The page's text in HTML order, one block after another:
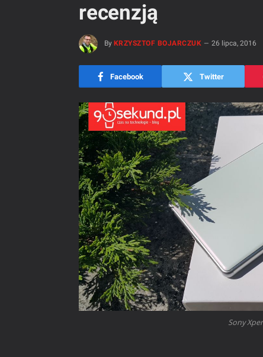
recenzją
By KRZYSZTOF BOJARCZUK 26 lipca, 2016
Facebook Twitter
Sony